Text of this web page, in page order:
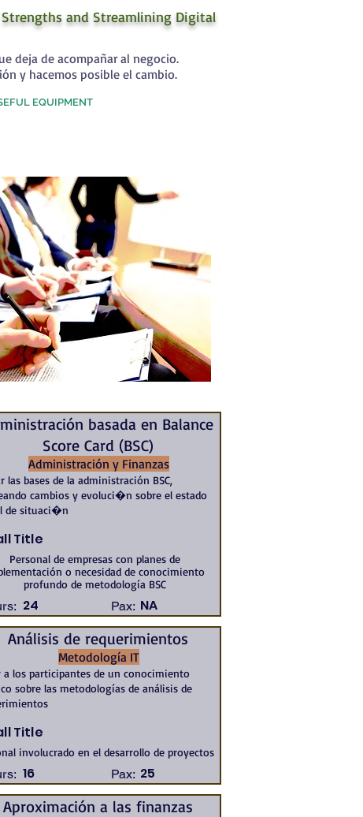
and Streamlining Digital
deja de acompañar al negocio.
y hacemos posible el cambio.
EQUIPMENT
basada en Balance
Score Card (BSC)
Administración y Finanzas
las bases de la administración BSC,
cambios y evoluci�n sobre el estado
de situaci�n
Title
Personal de empresas con planes de
o necesidad de conocimiento
profundo de metodología BSC
24 Pax: NA
Análisis de requerimientos
Metodología IT
a los participantes de un conocimiento
sobre las metodologías de análisis de
Title
involucrado en el desarrollo de proyectos
16 Pax: 25
Aproximación a las finanzas